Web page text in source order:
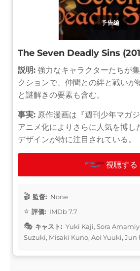
予告編
The Seven Deadly Sins
説明: 強力なキャラクターたちが
クションで、仲間との絆と戦いが
と謎解きの要素も含む。
事実: 原作漫画は『週刊少年マガ
アニメ化によりさらに人気を博し
デザインが特に注目されている。
視聴する
監督: None
評価: IMDb 7.7
キャスト: Yuki Kaji, Sora
Suzuki, Misaki Kuno, Aoi Yuuki, Jun